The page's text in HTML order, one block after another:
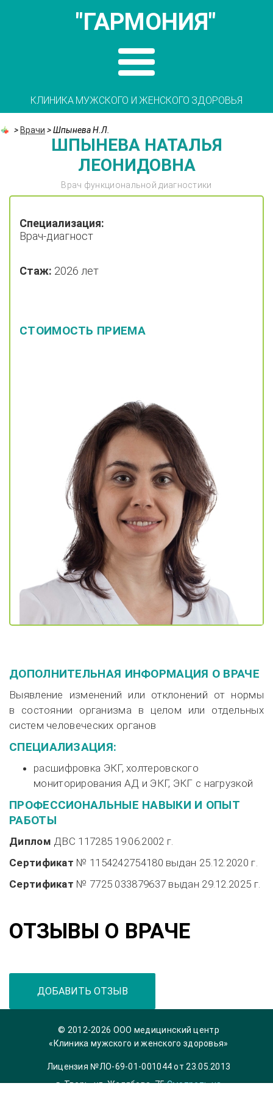
"ГАРМОНИЯ"
КЛИНИКА МУЖСКОГО И ЖЕНСКОГО ЗДОРОВЬЯ
> Врачи >Шпынева Н.Л.
ШПЫНЕВА НАТАЛЬЯ
ЛЕОНИДОВНА
Врач функциональной диагностики
Специализация:
Врач-диагност
Стаж: 2026 лет
СТОИМОСТЬ ПРИЕМА
ДОПОЛНИТЕЛЬНАЯ ИНФОРМАЦИЯ О ВРАЧЕ
Выявление изменений или отклонений от нормы
в состоянии организма в целом или отдельных
систем человеческих органов
СПЕЦИАЛИЗАЦИЯ:
расшифровка ЭКГ, холтеровского
мониторирования АД и ЭКГ, ЭКГ с нагрузкой
ПРОФЕССИОНАЛЬНЫЕ НАВЫКИ И ОПЫТ
РАБОТЫ
Диплом ДВС 117285 19.06.2002 г.
Сертификат № 1154242754180 выдан 25.12.2020 г.
Сертификат № 7725 033879637 выдан 29.12.2025 г.
ОТЗЫВЫ О ВРАЧЕ
ДОБАВИТЬ ОТЗЫВ
© 2012-2026 ООО медицинский центр
«Клиника мужского и женского здоровья»
Лицензия №ЛО-69-01-001044 от 23.05.2013
г. Тверь, ул. Желябова, 75Смотреть на